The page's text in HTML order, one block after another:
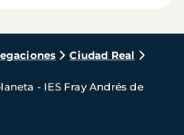
Ciudad Real
- IES Fray Andrés de